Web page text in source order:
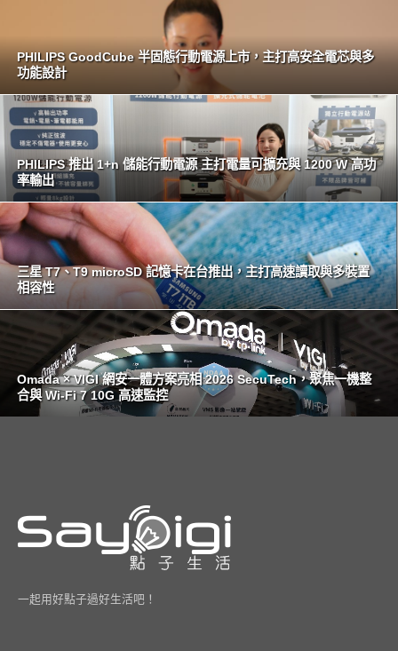
PHILIPS GoodCube 半固態行動電源上市，主打高安全電芯與多
功能設計
PHILIPS 推出 1+n 儲能行動電源 主打電量可擴充與 1200 W 高功
率輸出
三星 T7、T9 microSD 記憶卡在台推出，主打高速讀取與多裝置
相容性
Omada × VIGI 網安一體方案亮相 2026 SecuTech，聚焦一機整
合與 Wi-Fi 7 10G 高速監控
一起用好點子過好生活吧！